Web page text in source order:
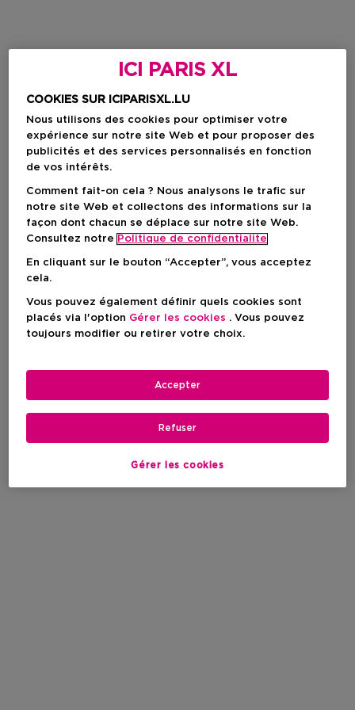
ICI PARIS XL
COOKIES SUR ICIPARISXL.LU
Nous utilisons des cookies pour optimiser votre
expérience sur notre site Web et pour proposer des
publicités et des services personnalisés en fonction
de vos intérêts.
Comment fait-on cela ? Nous analysons le trafic sur
notre site Web et collectons des informations sur la
façon dont chacun se déplace sur notre site Web.
Consultez notre Politique de confidentialite
En cliquant sur le bouton “Accepter”, vous acceptez
cela.
Vous pouvez également définir quels cookies sont
placés via l'option Gérer les cookies . Vous pouvez
toujours modifier ou retirer votre choix.
Gérer les cookies
Refuser
Accepter